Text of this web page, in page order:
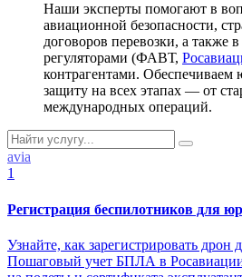
Наши эксперты помогают в
авиационной безопасности,
договоров перевозки, а также
регуляторами (ФАВТ,
контрагентами.
защиту на всех этапах — от
международных операций.
avia
1
Регистрация беспилотников для
Узнайте, как зарегистрировать дрон
Пошаговый учет БПЛА в